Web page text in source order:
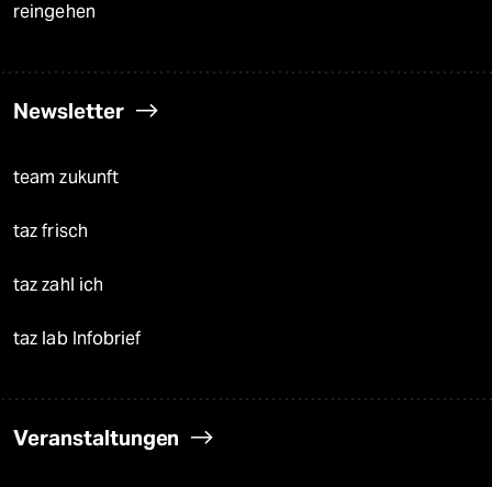
reingehen
Newsletter
team zukunft
taz frisch
taz zahl ich
taz lab Infobrief
Veranstaltungen